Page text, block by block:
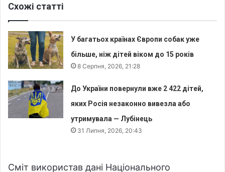
Схожі статті
У багатьох країнах Європи собак уже
більше, ніж дітей віком до 15 років
8 Серпня, 2026, 21:28
До України повернули вже 2 422 дітей,
яких Росія незаконно вивезла або
утримувала — Лубінець
31 Липня, 2026, 20:43
Сміт використав дані Національного